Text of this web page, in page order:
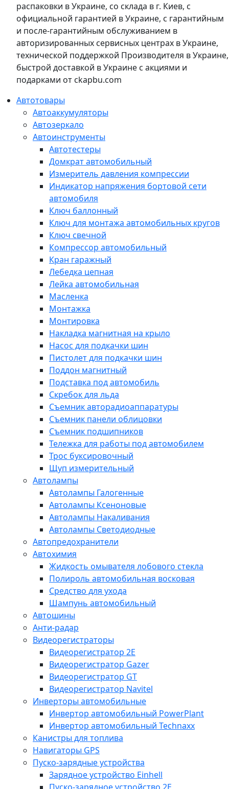
распаковки в Украине, со склада в г. Киев, с
официальной гарантией в Украине, с гарантийным
и после-гарантийным обслуживанием в
авторизированных сервисных центрах в Украине,
технической поддержкой Производителя в Украине,
быстрой доставкой в Украине с акциями и
подарками от ckapbu.com
Автотовары
Автоаккумуляторы
Автозеркало
Автоинструменты
Автотестеры
Домкрат автомобильный
Измеритель давления компрессии
Индикатор напряжения бортовой сети
автомобиля
Ключ баллонный
Ключ для монтажа автомобильных кругов
Ключ свечной
Компрессор автомобильный
Кран гаражный
Лебедка цепная
Лейка автомобильная
Масленка
Монтажка
Монтировка
Накладка магнитная на крыло
Насос для подкачки шин
Пистолет для подкачки шин
Поддон магнитный
Подставка под автомобиль
Скребок для льда
Съемник авторадиоаппаратуры
Съемник панели облицовки
Съемник подшипников
Тележка для работы под автомобилем
Трос буксировочный
Щуп измерительный
Автолампы
Автолампы Галогенные
Автолампы Ксеноновые
Автолампы Накаливания
Автолампы Светодиодные
Автопредохранители
Автохимия
Жидкость омывателя лобового стекла
Полироль автомобильная восковая
Средство для ухода
Шампунь автомобильный
Автошины
Анти-радар
Видеорегистраторы
Видеорегистратор 2E
Видеорегистратор Gazer
Видеорегистратор GT
Видеорегистратор Navitel
Инверторы автомобильные
Инвертор автомобильный PowerPlant
Инвертор автомобильный Technaxx
Канистры для топлива
Навигаторы GPS
Пуско-зарядные устройства
Зарядное устройство Einhell